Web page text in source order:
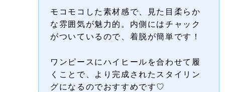
モコモコした素材感で、
見た目柔らか
な雰囲気が魅力的。 内側にはチャック
がついているので、着脱が簡単です！
ワンピースにハイヒールを合わせて履
くことで、より完成されたスタイリン
グになるのでおすすめです♡